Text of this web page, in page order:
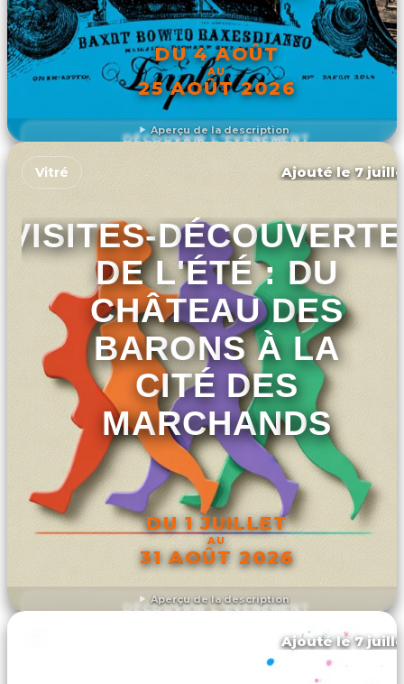
Aperçu de la description
DU 4 AOÛT
AU
25 AOÛT 2026
DÉCOUVRIR L'ÉVÉNEMENT
Aperçu de la description
Vitré Ajouté le 7
VISITES-
DE L'ÉTÉ : DU
CHÂTEAU DES
BARONS À LA
CITÉ DES
MARCHANDS
DU 1 JUILLET
AU
31 AOÛT 2026
DÉCOUVRIR L'ÉVÉNEMENT
Ajouté le 7